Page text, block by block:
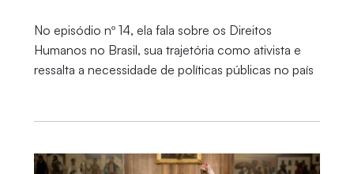
No episódio nº 14, ela fala sobre os Direitos
Humanos no Brasil, sua trajetória como ativista e
ressalta a necessidade de políticas públicas no país